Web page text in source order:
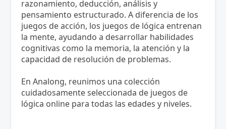
razonamiento, deducción, análisis y
pensamiento estructurado. A diferencia de los
juegos de acción, los juegos de lógica entrenan
la mente, ayudando a desarrollar habilidades
cognitivas como la memoria, la atención y la
capacidad de resolución de problemas.
En Analong, reunimos una colección
cuidadosamente seleccionada de juegos de
lógica online para todas las edades y niveles.